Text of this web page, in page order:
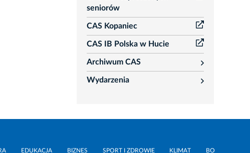
seniorów
CAS Kopaniec
CAS IB Polska w Hucie
Archiwum CAS
rozwiń
Wydarzenia
rozwiń
EDUKACJA BIZNES SPORT I ZDROWIE KLIMAT BO